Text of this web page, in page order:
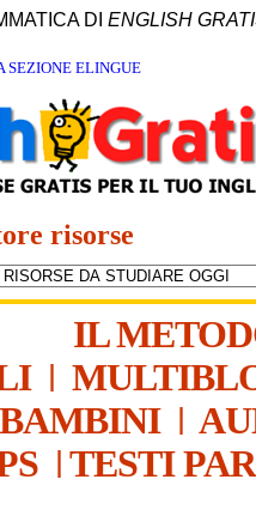
DI ENGLISH
SEZIONE ELINGUE
risorse
IL
|
|
| TESTI